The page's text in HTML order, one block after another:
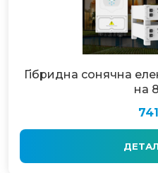
Гібридна сонячна
на